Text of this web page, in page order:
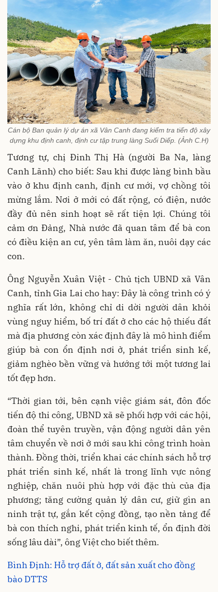
Cán bộ Ban quản lý dự án xã Vân Canh đang kiểm tra tiến độ xây
dựng khu định canh, định cư tập trung làng Suối Diếp. (Ảnh C.H)
Tương tự, chị Đinh Thị Hà (người Ba Na, làng
Canh Lãnh) cho biết: Sau khi được làng bình bầu
vào ở khu định canh, định cư mới, vợ chồng tôi
mừng lắm. Nơi ở mới có đất rộng, có điện, nước
đầy đủ nên sinh hoạt sẽ rất tiện lợi. Chúng tôi
cảm ơn Đảng, Nhà nước đã quan tâm để bà con
có điều kiện an cư, yên tâm làm ăn, nuôi dạy các
con.
Ông Nguyễn Xuân Việt - Chủ tịch UBND xã Vân
Canh, tỉnh Gia Lai cho hay: Đây là công trình có ý
nghĩa rất lớn, không chỉ di dời người dân khỏi
vùng nguy hiểm, bố trí đất ở cho các hộ thiếu đất
mà địa phương còn xác định đây là mô hình điểm
giúp bà con ổn định nơi ở, phát triển sinh kế,
giảm nghèo bền vững và hướng tới một tương lai
tốt đẹp hơn.
“Thời gian tới, bên cạnh việc giám sát, đôn đốc
tiến độ thi công, UBND xã sẽ phối hợp với các hội,
đoàn thể tuyên truyền, vận động người dân yên
tâm chuyển về nơi ở mới sau khi công trình hoàn
thành. Đồng thời, triển khai các chính sách hỗ trợ
phát triển sinh kế, nhất là trong lĩnh vực nông
nghiệp, chăn nuôi phù hợp với đặc thù của địa
phương; tăng cường quản lý dân cư, giữ gìn an
ninh trật tự, gắn kết cộng đồng, tạo nền tảng để
bà con thích nghi, phát triển kinh tế, ổn định đời
sống lâu dài”, ông Việt cho biết thêm.
Bình Định: Hỗ trợ đất ở, đất sản xuất cho đồng
bào DTTS